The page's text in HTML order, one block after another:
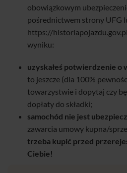
obowiązkowym
pośrednictwem strony UFG
https://
wyniku:
uzyskałeś potwierdzenie o
to jeszcze (dla 100%
towarzystwie i dopytaj czy
dopłaty do składki;
samochód nie jest
zawarcia umowy kupna/
trzeba kupić przed
Ciebie!